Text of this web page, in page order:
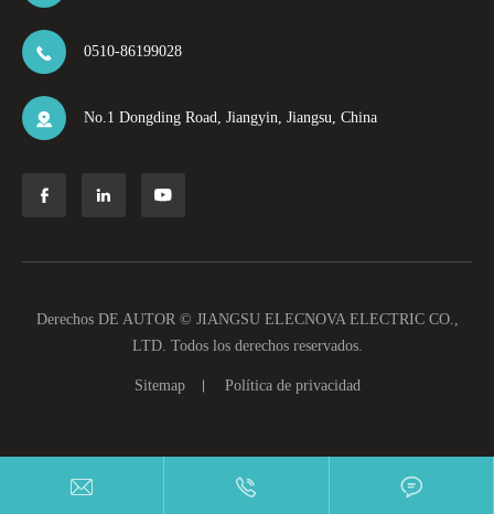
 0510-86199028
 No.1 Dongding Road, Jiangyin, Jiangsu, China
  
Derechos DE AUTOR © JIANGSU ELECNOVA ELECTRIC CO.,
LTD. Todos los derechos reservados.
Sitemap Política de privacidad
  